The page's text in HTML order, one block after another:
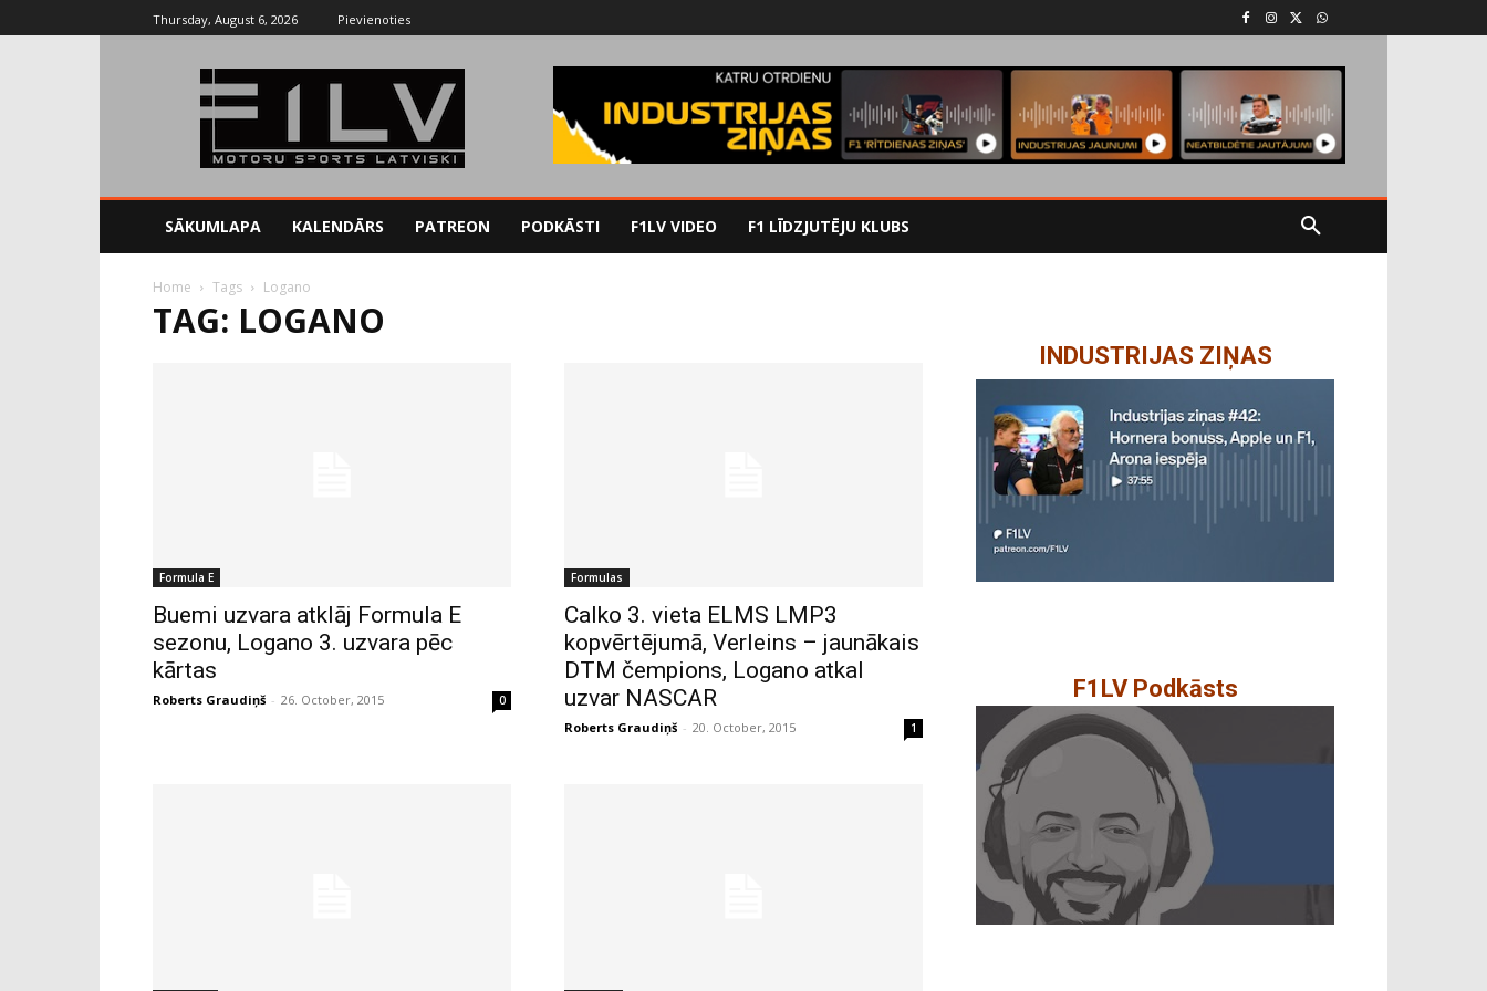
Thursday, August 6, 2026 Pievienoties
SĀKUMLAPA KALENDĀRS PATREON PODKĀSTI F1LV VIDEO F1 LĪDZJUTĒJU KLUBS
Home Tags Logano
TAG: LOGANO
Formula E
Buemi uzvara atklāj Formula E
sezonu, Logano 3. uzvara pēc
kārtas
Roberts Graudiņš - 26. October, 2015 0
Formulas
Calko 3. vieta ELMS LMP3
kopvērtējumā, Verleins – jaunākais
DTM čempions, Logano atkal
uzvar NASCAR
Roberts Graudiņš - 20. October, 2015 1
INDUSTRIJAS ZIŅAS
F1LV Podkāsts